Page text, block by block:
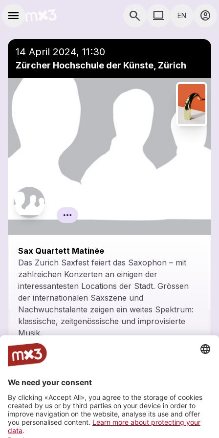
menu search COMPUTER USE
computer EN account_circle
14 April 2024, 11:30
Zürcher Hochschule der Künste, Zürich
Sax Quartett Matinée
Das Zurich Saxfest feiert das Saxophon – mit
zahlreichen Konzerten an einigen der
interessantesten Locations der Stadt. Grössen
der internationalen Saxszene und
Nachwuchstalente zeigen ein weites Spektrum:
klassische, zeitgenössische und improvisierte
Musik.
_
Nemesis Quartett, Litore Quartett
_
Eintritt frei -
Zürcher Hochschule der Künste, Zürich